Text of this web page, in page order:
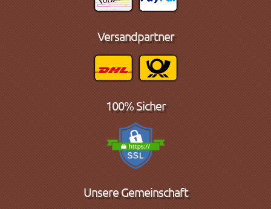
Versandpartner
100% Sicher
Unsere Gemeinschaft